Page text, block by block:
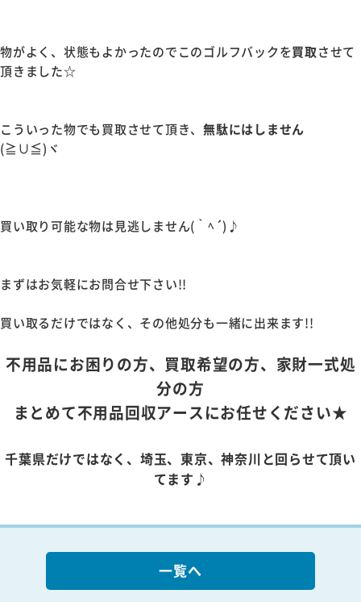
物がよく、状態もよかったのでこのゴルフバックを買取させて
頂きました☆
こういった物でも買取させて頂き、無駄にはしません
(≧∪≦)ヾ
買い取り可能な物は見逃しません(｀ﾍ´)♪
まずはお気軽にお問合せ下さい!!
買い取るだけではなく、その他処分も一緒に出来ます!!
不用品にお困りの方、買取希望の方、家財一式処
分の方
まとめて不用品回収アースにお任せください★
千葉県だけではなく、埼玉、東京、神奈川と回らせて頂い
てます♪
一覧へ